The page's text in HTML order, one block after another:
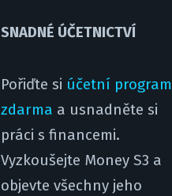
SNADNÉ ÚČETNICTVÍ
Pořiďte si účetní program
zdarma a usnadněte si
práci s financemi.
Vyzkoušejte Money S3 a
objevte všechny jeho